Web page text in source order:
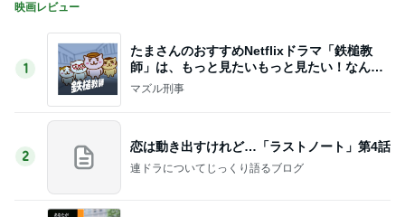
映画レビュー
1
たまさんのおすすめNetflixドラマ「鉄槌教
師」は、もっと見たいもっと見たい！なんで1
0話完？
マズル刑事
2
恋は動き出すけれど…「ラストノート」第4話
連ドラについてじっくり語るブログ